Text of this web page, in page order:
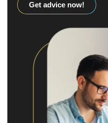
Get advice now!